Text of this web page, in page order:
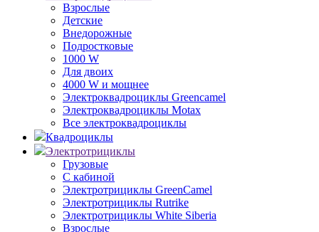
Взрослые
Детские
Внедорожные
Подростковые
1000 W
Для двоих
4000 W и мощнее
Электроквадроциклы Greencamel
Электроквадроциклы Motax
Все электроквадроциклы
Квадроциклы
Электротрициклы
Грузовые
С кабиной
Электротрициклы GreenCamel
Электротрициклы Rutrike
Электротрициклы White Siberia
Взрослые